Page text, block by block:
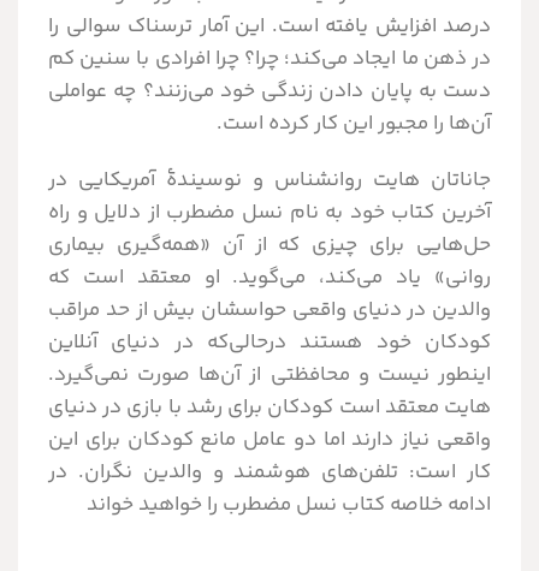
درصد افزایش یافته است. این آمار ترسناک سوالی را
در ذهن ما ایجاد می‌کند؛ چرا؟ چرا افرادی با سنین کم
دست به پایان دادن زندگی خود می‌زنند؟ چه عواملی
آن‌ها را مجبور این کار کرده است.
جاناتان هایت روانشناس و نوسیندۀ آمریکایی در
آخرین کتاب خود به نام نسل مضطرب از دلایل و راه
حل‌هایی برای چیزی که از آن «همه‌گیری بیماری
روانی» یاد می‌کند، می‌گوید. او معتقد است که
والدین در دنیای واقعی حواسشان بیش از حد مراقب
کودکان خود هستند درحالی‌که در دنیای آنلاین
اینطور نیست و محافظتی از آن‌ها صورت نمی‌گیرد.
هایت معتقد است کودکان برای رشد با بازی در دنیای
واقعی نیاز دارند اما دو عامل مانع کودکان برای این
کار است: تلفن‌های هوشمند و والدین نگران. در
ادامه خلاصه کتاب نسل مضطرب را خواهید خواند